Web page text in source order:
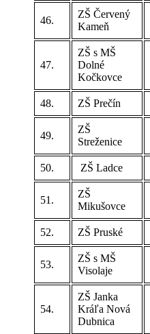
46.
ZŠ Červený
Kameň
47.
ZŠ s MŠ
Dolné
Kočkovce
48. ZŠ Prečín
49.
ZŠ
Streženice
50. ZŠ Ladce
51.
ZŠ
Mikušovce
52. ZŠ Pruské
53.
ZŠ s MŠ
Visolaje
54.
ZŠ Janka
Kráľa Nová
Dubnica